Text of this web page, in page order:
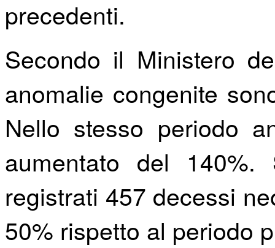
precedenti.
Secondo il Ministero
anomalie congenite
Nello stesso periodo
aumentato del
registrati 457 decessi
50% rispetto al periodo